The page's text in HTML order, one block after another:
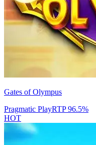
Gates of Olympus
Pragmatic PlayRTP96.5%
HOT